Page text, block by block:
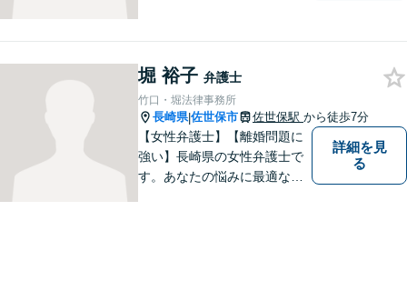
の解決へと導きます。時間外
のご相談にも対応可能ですの
で、お気軽にご連絡くださ
い。
堀 裕子 弁護士
竹口・堀法律事務所
長崎県|佐世保市 佐世保駅 から徒歩7分
【女性弁護士】【離婚問題に
強い】長崎県の女性弁護士で
す。あなたの悩みに最適なリ
詳細を見
る